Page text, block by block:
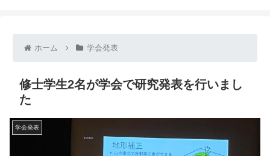
ホーム 学会発表
修士学生2名が学会で研究発表を行いまし
た
学会発表